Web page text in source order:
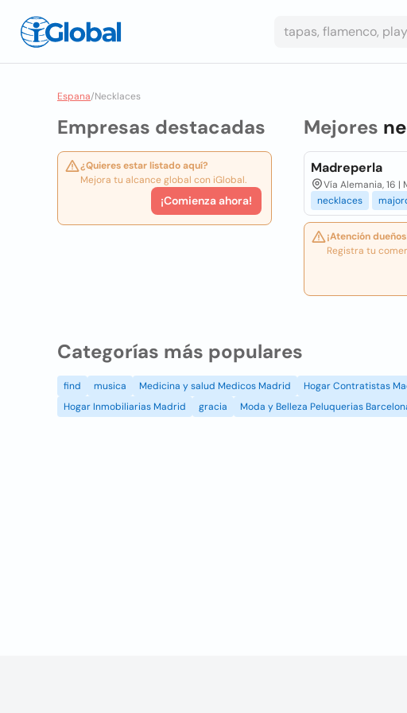
Espana/Necklaces
Empresas destacadas
¿Quieres estar listado aquí?
Mejora tu alcance global con iGlobal.
¡Comienza ahora!
Mejores
Madreperla
Vía Alemania, 16 |
necklaces
¡Atención
Registra tu
Categorías más populares
find musica Medicina y salud Medicos Madrid Hogar Contratistas
Hogar Inmobiliarias Madrid
gracia Moda y Belleza Peluquerias